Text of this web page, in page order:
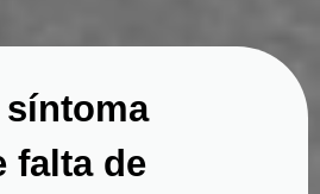
falta de